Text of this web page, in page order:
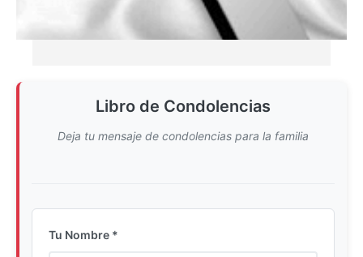
Libro de Condolencias
Deja tu mensaje de condolencias para la familia
Tu Nombre *